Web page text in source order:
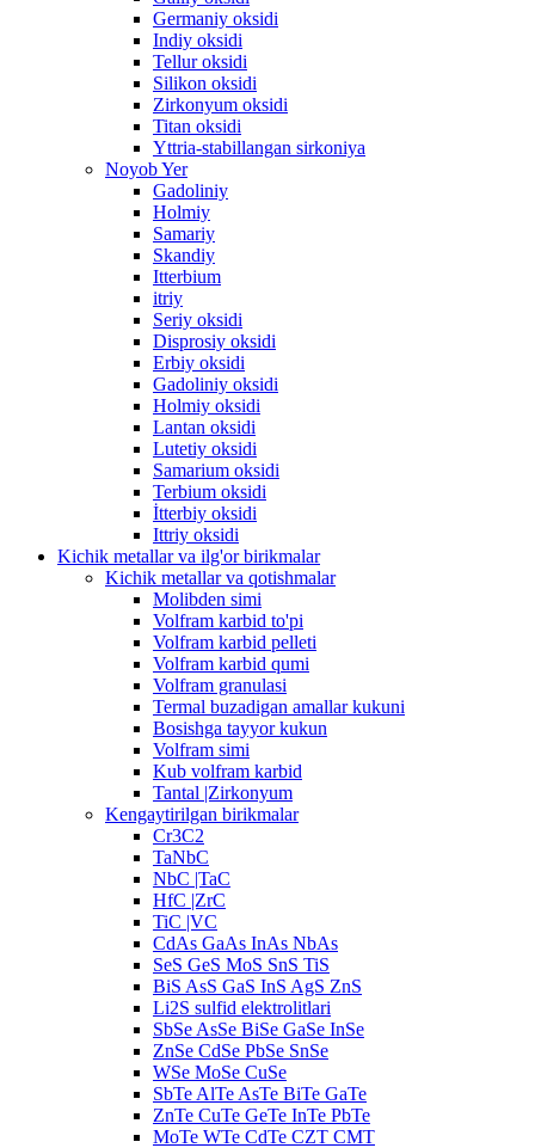
Germaniy oksidi
Indiy oksidi
Tellur oksidi
Silikon oksidi
Zirkonyum oksidi
Titan oksidi
Yttria-stabillangan sirkoniya
Noyob Yer
Gadoliniy
Holmiy
Samariy
Skandiy
Itterbium
itriy
Seriy oksidi
Disprosiy oksidi
Erbiy oksidi
Gadoliniy oksidi
Holmiy oksidi
Lantan oksidi
Lutetiy oksidi
Samarium oksidi
Terbium oksidi
İtterbiy oksidi
Ittriy oksidi
Kichik metallar va ilg'or birikmalar
Kichik metallar va qotishmalar
Molibden simi
Volfram karbid to'pi
Volfram karbid pelleti
Volfram karbid qumi
Volfram granulasi
Termal buzadigan amallar kukuni
Bosishga tayyor kukun
Volfram simi
Kub volfram karbid
Tantal |Zirkonyum
Kengaytirilgan birikmalar
Cr3C2
TaNbC
NbC |TaC
HfC |ZrC
TiC |VC
CdAs GaAs InAs NbAs
SeS GeS MoS SnS TiS
BiS AsS GaS InS AgS ZnS
Li2S sulfid elektrolitlari
SbSe AsSe BiSe GaSe InSe
ZnSe CdSe PbSe SnSe
WSe MoSe CuSe
SbTe AlTe AsTe BiTe GaTe
ZnTe CuTe GeTe InTe PbTe
MoTe WTe CdTe CZT CMT